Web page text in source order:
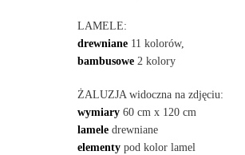
LAMELE:
drewniane11 kolorów,
bambusowe2 kolory
ŻALUZJA widoczna na zdjęciu:
wymiary60 cm x 120 cm
lameledrewniane
elementypod kolor lamel